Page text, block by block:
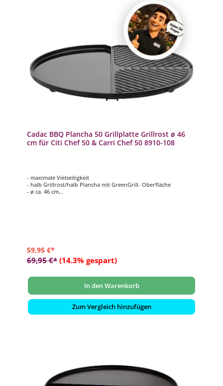
Cadac BBQ Plancha 50 Grillplatte Grillrost ø 46
cm für Citi Chef 50 & Carri Chef 50 8910-108
- maximale Vielseitigkeit
- halb Grillrost/halb Plancha mit GreenGrill- Oberfläche
- ø ca. 46 cm
59,95 €*
69,95 €* (14.3% gespart)
In den Warenkorb
Zum Vergleich hinzufügen